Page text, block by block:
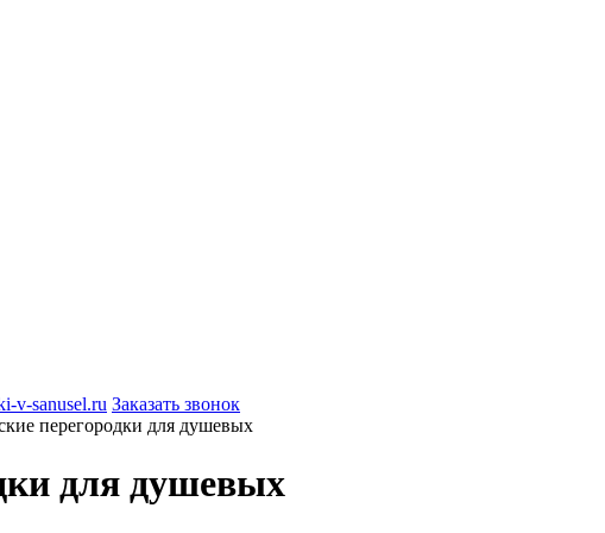
v-sanusel.ru Заказать звонок
перегородки для душевых
для душевых